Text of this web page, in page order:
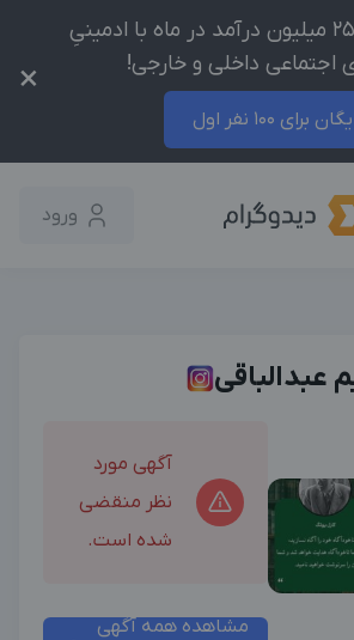
وبینار رایگان: +25 میلیون درآمد در ماه با ادمینیِ
اجتماعی داخلی و خارجی!
برای 100 نفر اول
×
ورود
عبدالباقی
آگهی مورد
نظر منقضی
شده است.
مشاهده همه آگهی